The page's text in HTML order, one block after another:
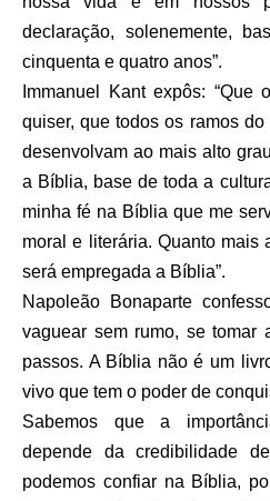
declaração, solenemente,
cinquenta e quatro anos”.
Immanuel Kant expôs: “Que
quiser, que todos os ramos
desenvolvam ao mais alto
a Bíblia, base de toda a
minha fé na Bíblia que me
moral e literária. Quanto mais
será empregada a Bíblia”.
Napoleão Bonaparte
vaguear sem rumo, se
passos. A Bíblia não é um
vivo que tem o poder de
Sabemos que a
depende da credibilidade
podemos confiar na Bíblia,